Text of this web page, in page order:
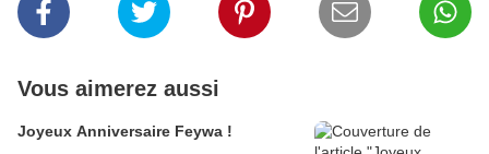
Vous aimerez aussi
Joyeux Anniversaire Feywa !